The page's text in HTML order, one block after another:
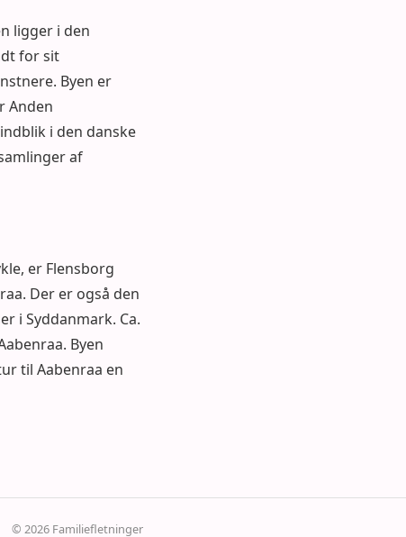
ligger i den
for sit
Byen er
Anden
i den danske
af
er Flensborg
Der er også den
i Syddanmark. Ca.
Byen
til Aabenraa en
© 2026 Familiefletninger